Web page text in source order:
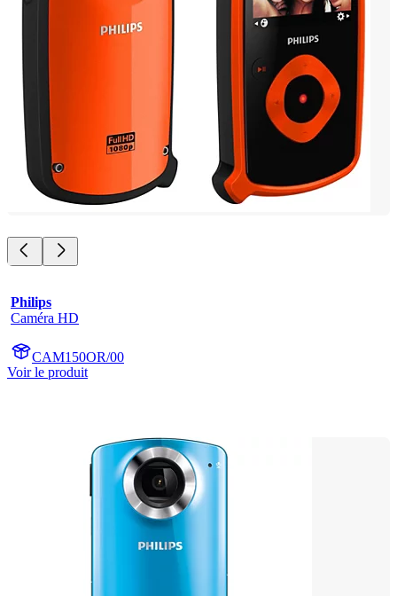
Philips
Caméra HD
CAM150OR/00
Voir le produit